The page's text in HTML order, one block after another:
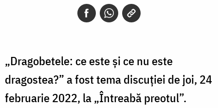
„Dragobetele: ce este și ce nu este
dragostea?” a fost tema discuției de joi, 24
februarie 2022, la „Întreabă preotul”.